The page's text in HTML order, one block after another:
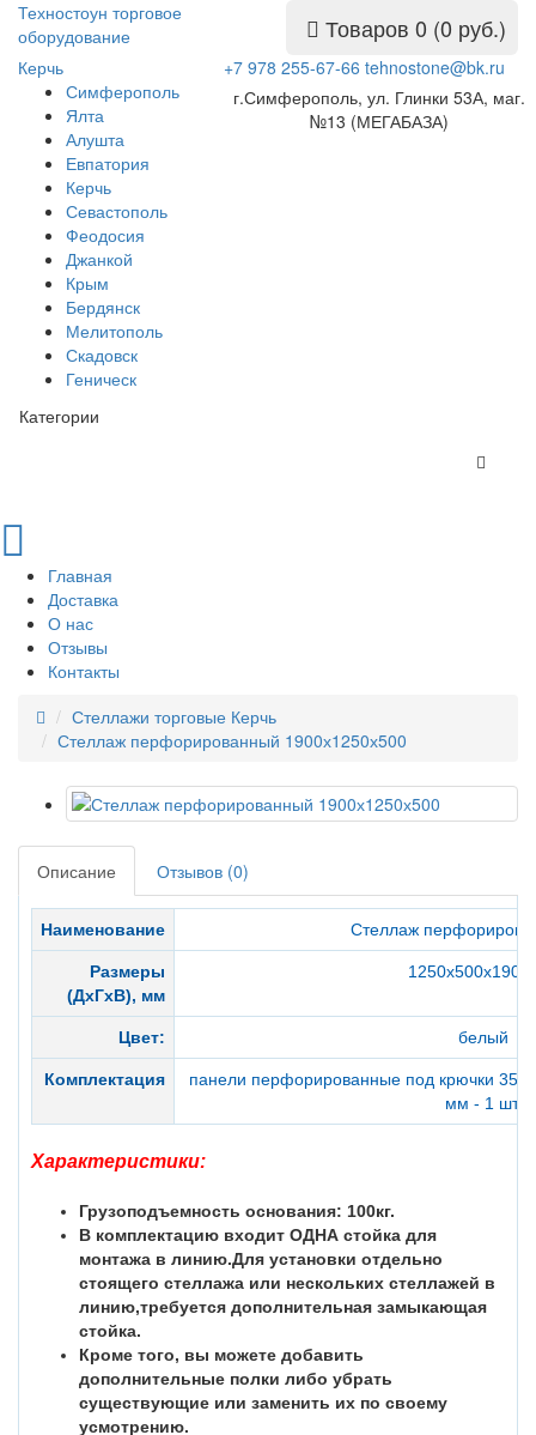
Техностоун торговое
оборудование
Товаров 0 (0 руб.)
Керчь
Симферополь
Ялта
Алушта
Евпатория
Керчь
Севастополь
Феодосия
Джанкой
Крым
Бердянск
Мелитополь
Скадовск
Геническ
+7 978 255-67-66 tehnostone@bk.ru
г.Симферополь, ул. Глинки 53А, маг.
№13 (МЕГАБАЗА)
Категории
Главная
Доставка
О нас
Отзывы
Контакты
Стеллажи торговые Керчь
Стеллаж перфорированный 1900х1250х500
Описание Отзывов (0)
Наименование Стеллаж
Размеры
(ДхГхВ), мм
Цвет: белый
Комплектация
панели перфорированные под крючки
мм - 1 шт.
Характеристики:
Грузоподъемность основания: 100кг.
В комплектацию входит ОДНА стойка для
монтажа в линию.Для установки отдельно
стоящего стеллажа или нескольких стеллажей в
линию,требуется дополнительная замыкающая
стойка.
Кроме того, вы можете добавить
дополнительные полки либо убрать
существующие или заменить их по своему
усмотрению.